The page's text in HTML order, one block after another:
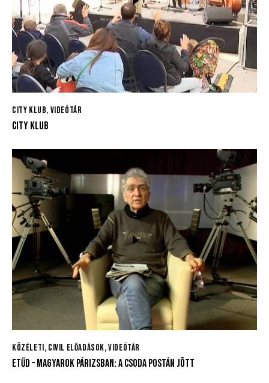
CITY KLUB, VIDEÓTÁR
CITY KLUB
KÖZÉLETI, CIVIL ELŐADÁSOK,VIDEÓTÁR
ETŰD – MAGYAROK PÁRIZSBAN: A CSODA POSTÁN JÖTT